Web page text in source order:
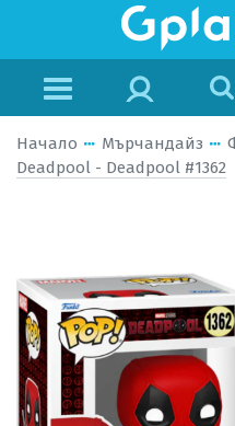
Начало Мърчандайз
Deadpool - Deadpool #1362